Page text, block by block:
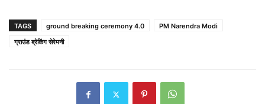
TAGS ground breaking ceremony 4.0
PM Narendra Modi
ग्राउंड ब्रेकिंग सेरेमनी